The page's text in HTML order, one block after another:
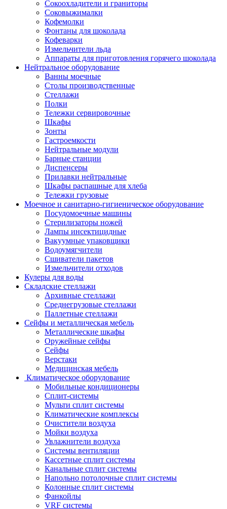
Сокоохладители и граниторы
Соковыжималки
Кофемолки
Фонтаны для шоколада
Кофеварки
Измельчители льда
Аппараты для приготовления горячего шоколада
Нейтральное оборудование
Ванны моечные
Столы производственные
Стеллажи
Полки
Тележки сервировочные
Шкафы
Зонты
Гастроемкости
Нейтральные модули
Барные станции
Диспенсеры
Прилавки нейтральные
Шкафы распашные для хлеба
Тележки грузовые
Моечное и санитарно-гигиеническое оборудование
Посудомоечные машины
Стерилизаторы ножей
Лампы инсектицидные
Вакуумные упаковщики
Водоумягчители
Сшиватели пакетов
Измельчители отходов
Кулеры для воды
Складские стеллажи
Архивные стеллажи
Среднегрузовые стеллажи
Паллетные стеллажи
Сейфы и металлическая мебель
Металлические шкафы
Оружейные сейфы
Сейфы
Верстаки
Медицинская мебель
Климатическое оборудование
Мобильные кондиционеры
Сплит-системы
Мульти сплит системы
Климатические комплексы
Очистители воздуха
Мойки воздуха
Увлажнители воздуха
Системы вентиляции
Кассетные сплит системы
Канальные сплит системы
Напольно потолочные сплит системы
Колонные сплит системы
Фанкойлы
VRF системы